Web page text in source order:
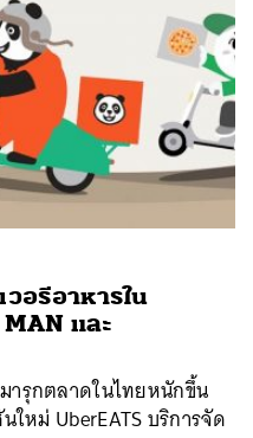
อรีอาหารใน
และ
ารุกตลาดในไทยหนักขึ้น
ใหม่ UberEATS บริการจัด